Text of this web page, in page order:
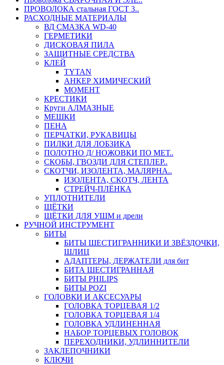
ПРОВОЛОКА стальная ГОСТ 3..
РАСХОДНЫЕ МАТЕРИАЛЫ
ВД СМАЗКА WD-40
ГЕРМЕТИКИ
ДИСКОВАЯ ПИЛА
ЗАЩИТНЫЕ СРЕДСТВА
КЛЕЙ
TYTAN
АНКЕР ХИМИЧЕСКИЙ
МОМЕНТ
КРЕСТИКИ
Круги АЛМАЗНЫЕ
МЕШКИ
ПЕНА
ПЕРЧАТКИ, РУКАВИЦЫ
ПИЛКИ ДЛЯ ЛОБЗИКА
ПОЛОТНО Д/ НОЖОВКИ ПО МЕТ..
СКОБЫ, ГВОЗДИ ДЛЯ СТЕПЛЕР..
СКОТЧИ, ИЗОЛЕНТА, МАЛЯРНА..
ИЗОЛЕНТА, СКОТЧ, ЛЕНТА
СТРЕЙЧ-ПЛЁНКА
УПЛОТНИТЕЛИ
ЩЁТКИ
ЩЁТКИ ДЛЯ УШМ и дрели
РУЧНОЙ ИНСТРУМЕНТ
БИТЫ
БИТЫ ШЕСТИГРАННИКИ И ЗВЁЗДОЧКИ,
ШЛИЦ
АДАПТЕРЫ, ДЕРЖАТЕЛИ для бит
БИТА ШЕСТИГРАННАЯ
БИТЫ PHILIPS
БИТЫ POZI
ГОЛОВКИ И АКСЕСУАРЫ
ГОЛОВКА ТОРЦЕВАЯ 1/2
ГОЛОВКА ТОРЦЕВАЯ 1/4
ГОЛОВКА УДЛИНЕННАЯ
НАБОР ТОРЦЕВЫХ ГОЛОВОК
ПЕРЕХОДНИКИ, УДЛИННИТЕЛИ
ЗАКЛЕПОЧНИКИ
КЛЮЧИ